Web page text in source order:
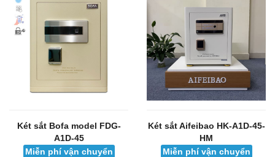
Két sắt Bofa model FDG-
A1D-45
Miễn phí vận chuyển
Két sắt Aifeibao HK-A1D-45-
HM
Miễn phí vận chuyển